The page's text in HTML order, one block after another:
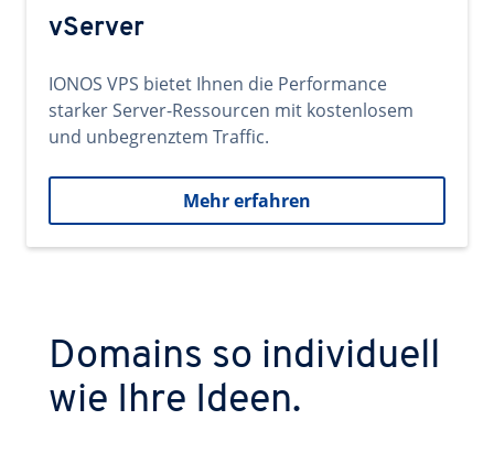
vServer
IONOS VPS bietet Ihnen die Performance
starker Server-Ressourcen mit kostenlosem
und unbegrenztem Traffic.
Mehr erfahren
Domains so individuell
wie Ihre Ideen.